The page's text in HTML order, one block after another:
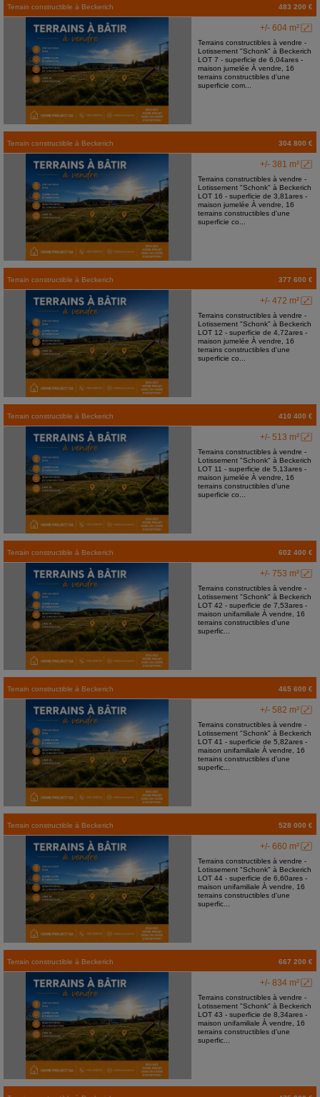
Terrain constructible à Beckerich 483 200 €
+/- 604 m²
Terrains constructibles à vendre -
Lotissement "Schonk" à Beckerich
LOT 7 - superficie de 6,04ares -
maison jumelée À vendre, 16
terrains constructibles d'une
superficie com...
Terrain constructible à Beckerich 304 800 €
+/- 381 m²
Terrains constructibles à vendre -
Lotissement "Schonk" à Beckerich
LOT 16 - superficie de 3,81ares -
maison jumelée À vendre, 16
terrains constructibles d'une
superficie co...
Terrain constructible à Beckerich 377 600 €
+/- 472 m²
Terrains constructibles à vendre -
Lotissement "Schonk" à Beckerich
LOT 12 - superficie de 4,72ares -
maison jumelée À vendre, 16
terrains constructibles d'une
superficie co...
Terrain constructible à Beckerich 410 400 €
+/- 513 m²
Terrains constructibles à vendre -
Lotissement "Schonk" à Beckerich
LOT 11 - superficie de 5,13ares -
maison jumelée À vendre, 16
terrains constructibles d'une
superficie co...
Terrain constructible à Beckerich 602 400 €
+/- 753 m²
Terrains constructibles à vendre -
Lotissement "Schonk" à Beckerich
LOT 42 - superficie de 7,53ares -
maison unifamiliale À vendre, 16
terrains constructibles d'une
superfic...
Terrain constructible à Beckerich 465 600 €
+/- 582 m²
Terrains constructibles à vendre -
Lotissement "Schonk" à Beckerich
LOT 41 - superficie de 5,82ares -
maison unifamiliale À vendre, 16
terrains constructibles d'une
superfic...
Terrain constructible à Beckerich 528 000 €
+/- 660 m²
Terrains constructibles à vendre -
Lotissement "Schonk" à Beckerich
LOT 44 - superficie de 6,60ares -
maison unifamiliale À vendre, 16
terrains constructibles d'une
superfic...
Terrain constructible à Beckerich 667 200 €
+/- 834 m²
Terrains constructibles à vendre -
Lotissement "Schonk" à Beckerich
LOT 43 - superficie de 8,34ares -
maison unifamiliale À vendre, 16
terrains constructibles d'une
superfic...